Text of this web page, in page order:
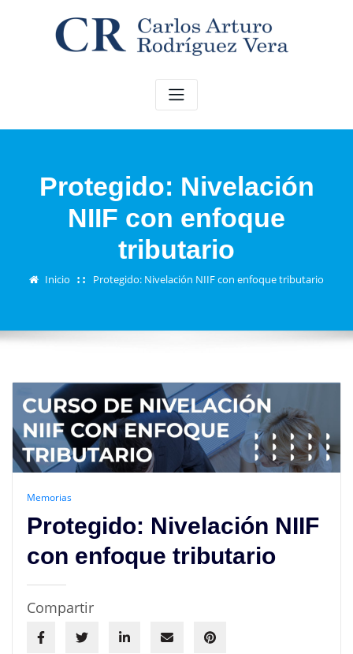
Protegido: Nivelación
NIIF con enfoque
tributario
Inicio Protegido: Nivelación NIIF con enfoque tributario
Memorias
Protegido: Nivelación NIIF
con enfoque tributario
Compartir